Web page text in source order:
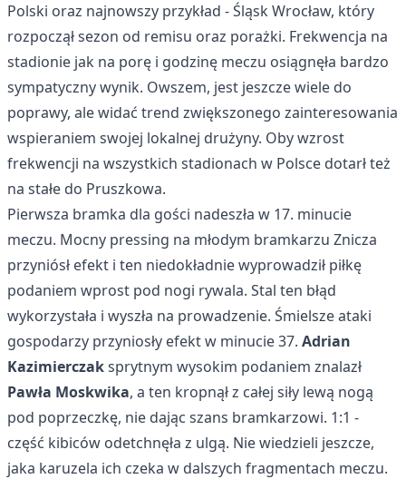
Polski oraz najnowszy przykład - Śląsk Wrocław, który
rozpoczął sezon od remisu oraz porażki. Frekwencja na
stadionie jak na porę i godzinę meczu osiągnęła bardzo
sympatyczny wynik. Owszem, jest jeszcze wiele do
poprawy, ale widać trend zwiększonego zainteresowania
wspieraniem swojej lokalnej drużyny. Oby wzrost
frekwencji na wszystkich stadionach w Polsce dotarł też
na stałe do Pruszkowa.
Pierwsza bramka dla gości nadeszła w 17. minucie
meczu. Mocny pressing na młodym bramkarzu Znicza
przyniósł efekt i ten niedokładnie wyprowadził piłkę
podaniem wprost pod nogi rywala. Stal ten błąd
wykorzystała i wyszła na prowadzenie. Śmielsze ataki
gospodarzy przyniosły efekt w minucie 37. Adrian
Kazimierczaksprytnym wysokim podaniem znalazł
Pawła Moskwika, a ten kropnął z całej siły lewą nogą
pod poprzeczkę, nie dając szans bramkarzowi. 1:1 -
część kibiców odetchnęła z ulgą. Nie wiedzieli jeszcze,
jaka karuzela ich czeka w dalszych fragmentach meczu.